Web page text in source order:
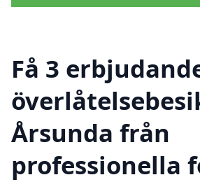
Få 3
Årsunda från
professionella